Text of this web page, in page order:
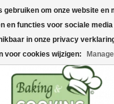
gebruiken om onze website en
en functies voor sociale media
in onze privacy
voor cookies wijzigen: